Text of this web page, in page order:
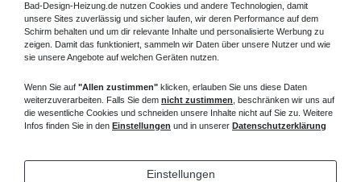
Bad-Design-Heizung.de nutzen Cookies und andere Technologien, damit
unsere Sites zuverlässig und sicher laufen, wir deren Performance auf dem
Schirm behalten und um dir relevante Inhalte und personalisierte Werbung zu
zeigen. Damit das funktioniert, sammeln wir Daten über unsere Nutzer und wie
sie unsere Angebote auf welchen Geräten nutzen.
Wenn Sie auf "Allen zustimmen" klicken, erlauben Sie uns diese Daten
weiterzuverarbeiten. Falls Sie dem nicht zustimmen , beschränken wir uns auf
die wesentliche Cookies und schneiden unsere Inhalte nicht auf Sie zu. Weitere
Infos finden Sie in den Einstellungen und in unserer Datenschutzerklärung
Einstellungen